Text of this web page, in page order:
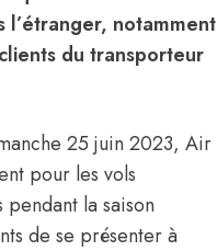
l’étranger, notamment
du transporteur
25 juin 2023, Air
pour les vols
la saison
de se présenter à